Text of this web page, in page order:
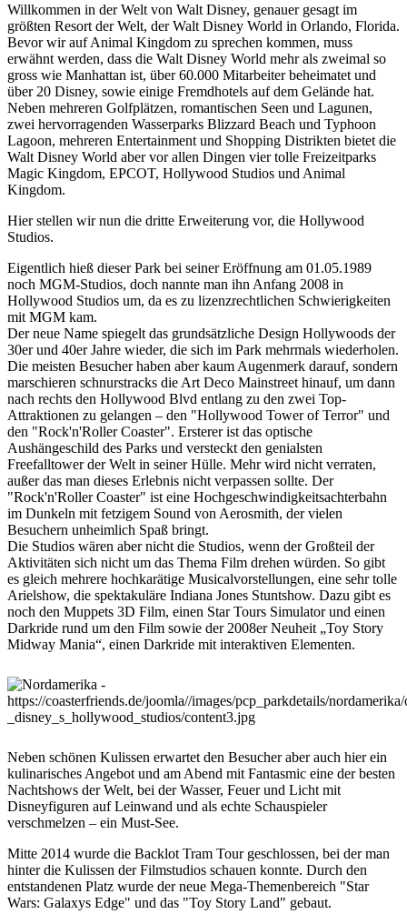
Willkommen in der Welt von Walt Disney, genauer gesagt im
größten Resort der Welt, der Walt Disney World in Orlando, Florida.
Bevor wir auf Animal Kingdom zu sprechen kommen, muss
erwähnt werden, dass die Walt Disney World mehr als zweimal so
gross wie Manhattan ist, über 60.000 Mitarbeiter beheimatet und
über 20 Disney, sowie einige Fremdhotels auf dem Gelände hat.
Neben mehreren Golfplätzen, romantischen Seen und Lagunen,
zwei hervorragenden Wasserparks Blizzard Beach und Typhoon
Lagoon, mehreren Entertainment und Shopping Distrikten bietet die
Walt Disney World aber vor allen Dingen vier tolle Freizeitparks
Magic Kingdom, EPCOT, Hollywood Studios und Animal
Kingdom.
Hier stellen wir nun die dritte Erweiterung vor, die Hollywood
Studios.
Eigentlich hieß dieser Park bei seiner Eröffnung am 01.05.1989
noch MGM-Studios, doch nannte man ihn Anfang 2008 in
Hollywood Studios um, da es zu lizenzrechtlichen Schwierigkeiten
mit MGM kam.
Der neue Name spiegelt das grundsätzliche Design Hollywoods der
30er und 40er Jahre wieder, die sich im Park mehrmals wiederholen.
Die meisten Besucher haben aber kaum Augenmerk darauf, sondern
marschieren schnurstracks die Art Deco Mainstreet hinauf, um dann
nach rechts den Hollywood Blvd entlang zu den zwei Top-
Attraktionen zu gelangen – den "Hollywood Tower of Terror" und
den "Rock'n'Roller Coaster". Ersterer ist das optische
Aushängeschild des Parks und versteckt den genialsten
Freefalltower der Welt in seiner Hülle. Mehr wird nicht verraten,
außer das man dieses Erlebnis nicht verpassen sollte. Der
"Rock'n'Roller Coaster" ist eine Hochgeschwindigkeitsachterbahn
im Dunkeln mit fetzigem Sound von Aerosmith, der vielen
Besuchern unheimlich Spaß bringt.
Die Studios wären aber nicht die Studios, wenn der Großteil der
Aktivitäten sich nicht um das Thema Film drehen würden. So gibt
es gleich mehrere hochkarätige Musicalvorstellungen, eine sehr tolle
Arielshow, die spektakuläre Indiana Jones Stuntshow. Dazu gibt es
noch den Muppets 3D Film, einen Star Tours Simulator und einen
Darkride rund um den Film sowie der 2008er Neuheit „Toy Story
Midway Mania“, einen Darkride mit interaktiven Elementen.
Neben schönen Kulissen erwartet den Besucher aber auch hier ein
kulinarisches Angebot und am Abend mit Fantasmic eine der besten
Nachtshows der Welt, bei der Wasser, Feuer und Licht mit
Disneyfiguren auf Leinwand und als echte Schauspieler
verschmelzen – ein Must-See.
Mitte 2014 wurde die Backlot Tram Tour geschlossen, bei der man
hinter die Kulissen der Filmstudios schauen konnte. Durch den
entstandenen Platz wurde der neue Mega-Themenbereich "Star
Wars: Galaxys Edge" und das "Toy Story Land" gebaut.